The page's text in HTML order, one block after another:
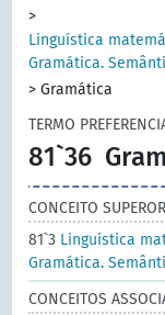
>
Linguística
Gramática.
>Gramática
TERMO
81`36
CONCEITO
81`3 Linguística
Gramática.
CONCEITOS